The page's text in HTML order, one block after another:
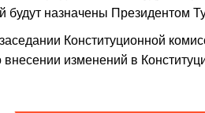
будут назначены Президентом
Конституционной
изменений в